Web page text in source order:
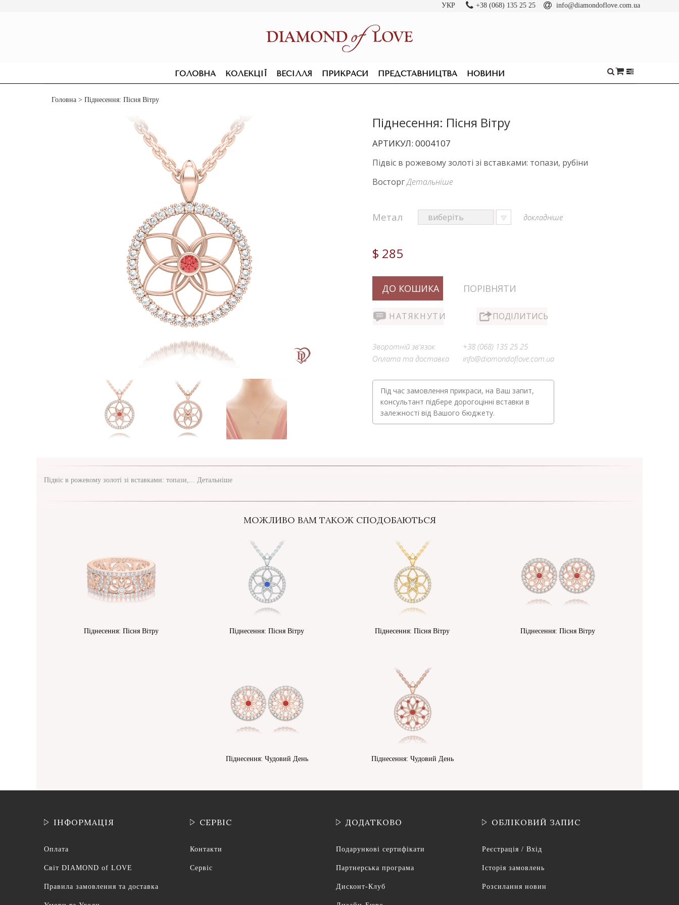
УКР +38 (068) 135 25 25 info@diamondoflove.com.ua
ГОЛОВНА КОЛЕКЦІЇ ВЕСІЛЛЯ
ДЛЯ ЗАРУЧИН ОБРУЧКИ
ПРИКРАСИ
СЕРЕЖКИ ПІДВІСКИ ТА КОЛЬЄ КАБЛУЧКИ
ПРЕДСТАВНИЦТВА НОВИНИ
Головна > Піднесення: Пісня Вітру
Піднесення: Пісня Вітру
АРТИКУЛ: 0004107
Підвіс в рожевому золоті зі вставками: топази, рубіни
ВосторгДетальніше
Метал докладніше
$ 285
ДО КОШИКА ПОРІВНЯТИ
НАТЯКНУТИ ПОДІЛИТИСЬ
Зворотній зв'язок
Оплата та доставка
+38 (068) 135 25 25
info@diamondoflove.com.ua
Під час замовлення прикраси, на Ваш запит,
консультант підбере дорогоцінні вставки в
залежності від Вашого бюджету.
Підвіс в рожевому золоті зі вставками: топази,... Детальніше
МОЖЛИВО ВАМ ТАКОЖ СПОДОБАЮТЬСЯ
Піднесення: Пісня Вітру Піднесення: Пісня Вітру Піднесення: Пісня Вітру Піднесення: Пісня Вітру
Піднесення: Чудовий День Піднесення: Чудовий День
ІНФОРМАЦІЯ
Оплата
Світ DIAMOND of LOVE
Правила замовлення та доставка
СЕРВІС
Контакти
Сервіс
ДОДАТКОВО
Подарункові сертифікати
Партнерська програма
Дисконт-Клуб
ОБЛІКОВИЙ ЗАПИС
Реєстрація / Вхід
Історія замовлень
Розсилання новин